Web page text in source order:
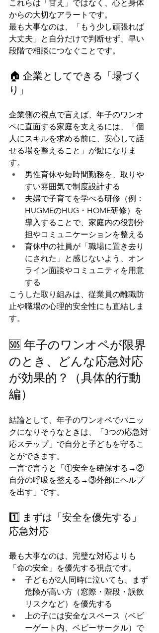
これらは「甘え」ではなく、心と身体
からの大切なアラートです。
最も大事なのは、「もう少し頑張れば
大丈夫」と自分だけで判断せず、早い
段階で相談につなぐことです。
🏠 企業としてできる「場づく
り」
企業側の視点で言えば、年子のワンオ
ペに直面する家庭を支えるには、「個
人にスキルを求める前に、安心して話
せる場を整えること」が鍵になりま
す。
男性育休や短時間勤務を、取りや
すい雰囲気で制度設計する
夫婦で子育てを学べる研修（例：
HUGMEのHUG・HOME研修）を
導入することで、家庭内の役割分
担やコミュニケーションを整える
育休中の社員が「職場に置き去り
にされた」と感じないよう、オン
ライン面談やコミュニティを用意
する
こうした取り組みは、従業員の離職防
止や職場の心理的安全性にも直結しま
す。
🆘 年子のワンオペが限界
のとき、どんな応急対応
が効果的？（具体的行動
編）
結論として、年子のワンオペでパニッ
クになりそうなときは、「3つの応急対
応ステップ」で自分と子どもを守るこ
とができます。
一言で言うと「①安全を確保する→②
自分の呼吸を整える→③外部にヘルプ
を出す」です。
1️⃣ まずは「安全を優先する」
応急対応
最も大事なのは、完璧な対応よりも
「命の安全」を優先する視点です。
子どもが2人同時に泣いても、まず
危険が高い方（窓際・階段・誤飲
リスクなど）を優先する
上の子には安全なスペース（ベビ
ーゲート内、ベビーサークル）で